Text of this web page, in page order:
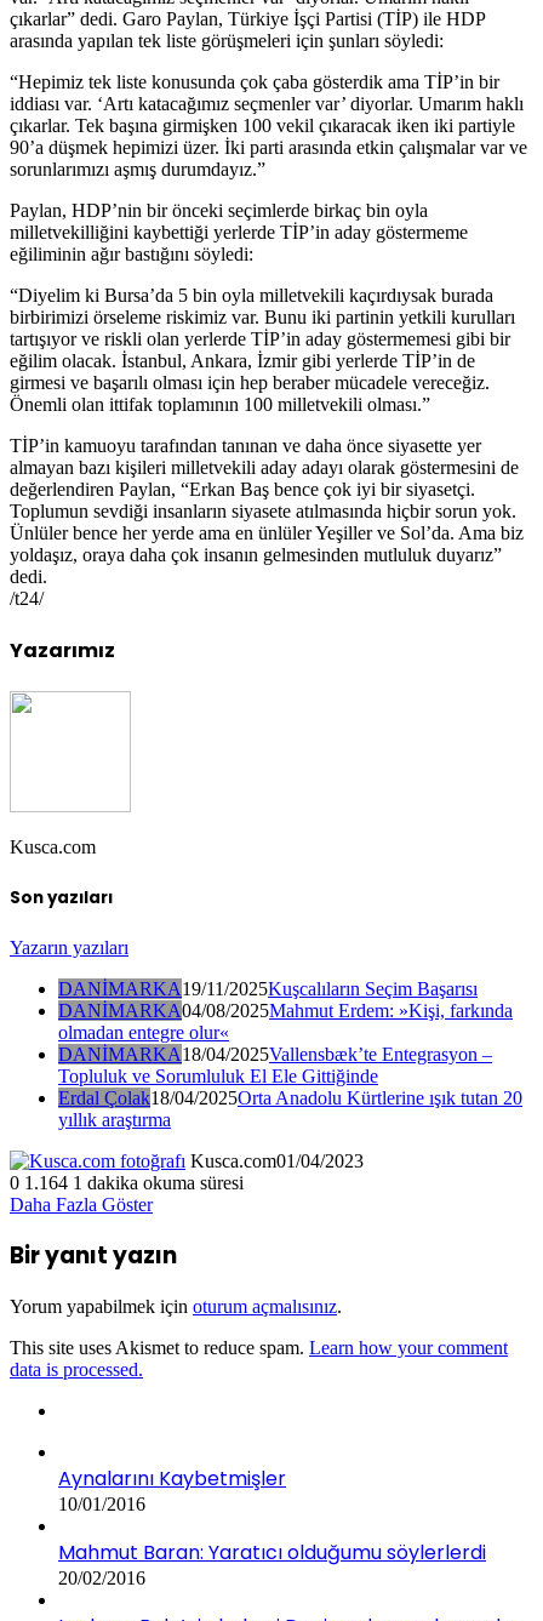
çıkarlar” dedi. Garo Paylan, Türkiye İşçi Partisi (TİP) ile HDP
arasında yapılan tek liste görüşmeleri için şunları söyledi:
“Hepimiz tek liste konusunda çok çaba gösterdik ama TİP’in bir
iddiası var. ‘Artı katacağımız seçmenler var’ diyorlar. Umarım haklı
çıkarlar. Tek başına girmişken 100 vekil çıkaracak iken iki partiyle
90’a düşmek hepimizi üzer. İki parti arasında etkin çalışmalar var ve
sorunlarımızı aşmış durumdayız.”
Paylan, HDP’nin bir önceki seçimlerde birkaç bin oyla
milletvekilliğini kaybettiği yerlerde TİP’in aday göstermeme
eğiliminin ağır bastığını söyledi:
“Diyelim ki Bursa’da 5 bin oyla milletvekili kaçırdıysak burada
birbirimizi örseleme riskimiz var. Bunu iki partinin yetkili kurulları
tartışıyor ve riskli olan yerlerde TİP’in aday göstermemesi gibi bir
eğilim olacak. İstanbul, Ankara, İzmir gibi yerlerde TİP’in de
girmesi ve başarılı olması için hep beraber mücadele vereceğiz.
Önemli olan ittifak toplamının 100 milletvekili olması.”
TİP’in kamuoyu tarafından tanınan ve daha önce siyasette yer
almayan bazı kişileri milletvekili aday adayı olarak göstermesini de
değerlendiren Paylan, “Erkan Baş bence çok iyi bir siyasetçi.
Toplumun sevdiği insanların siyasete atılmasında hiçbir sorun yok.
Ünlüler bence her yerde ama en ünlüler Yeşiller ve Sol’da. Ama biz
yoldaşız, oraya daha çok insanın gelmesinden mutluluk duyarız”
dedi.
/t24/
Yazarımız
Kusca.com
Son yazıları
Yazarın yazıları
DANİMARKA19/11/2025Kuşcalıların Seçim Başarısı
DANİMARKA04/08/2025Mahmut Erdem: »Kişi, farkında
olmadan entegre olur«
DANİMARKA18/04/2025Vallensbæk’te Entegrasyon –
Topluluk ve Sorumluluk El Ele Gittiğinde
Erdal Çolak18/04/2025Orta Anadolu Kürtlerine ışık tutan 20
yıllık araştırma
Kusca.com01/04/2023
0 1.164 1 dakika okuma süresi
Daha Fazla Göster
Bir yanıt yazın
Yorum yapabilmek için oturum açmalısınız.
This site uses Akismet to reduce spam. Learn how your comment
data is processed.
Aynalarını Kaybetmişler
10/01/2016
Mahmut Baran: Yaratıcı olduğumu söylerlerdi
20/02/2016